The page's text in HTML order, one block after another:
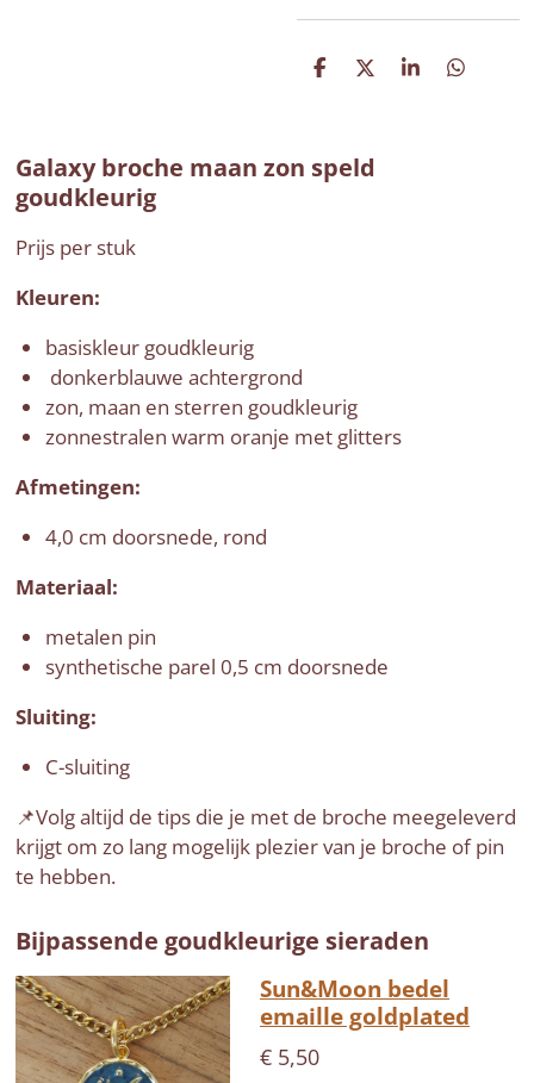
D
n
D
S
D
Galaxy broche maan zon speld
goudkleurig
Prijs per stuk
Kleuren:
basiskleur goudkleurig
donkerblauwe achtergrond
zon, maan en sterren goudkleurig
zonnestralen warm oranje met glitters
Afmetingen:
4,0 cm doorsnede, rond
Materiaal:
metalen pin
synthetische parel 0,5 cm doorsnede
Sluiting:
C-sluiting
📌Volg altijd de tips die je met de broche meegeleverd
krijgt om zo lang mogelijk plezier van je broche of pin
te hebben.
Bijpassende goudkleurige sieraden
Sun&Moon bedel
emaille goldplated
€ 5,50